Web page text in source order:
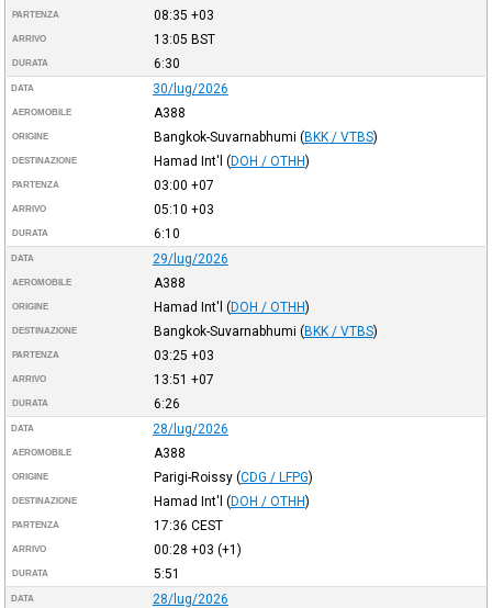
PARTENZA 08:35 +03
ARRIVO 13:05 BST
DURATA 6:30
DATA 30/lug/2026
AEROMOBILE A388
ORIGINE Bangkok-Suvarnabhumi (BKK / VTBS)
DESTINAZIONE Hamad Int'l (DOH / OTHH)
PARTENZA 03:00 +07
ARRIVO 05:10 +03
DURATA 6:10
DATA 29/lug/2026
AEROMOBILE A388
ORIGINE Hamad Int'l (DOH / OTHH)
DESTINAZIONE Bangkok-Suvarnabhumi (BKK / VTBS)
PARTENZA 03:25 +03
ARRIVO 13:51 +07
DURATA 6:26
DATA 28/lug/2026
AEROMOBILE A388
ORIGINE Parigi-Roissy (CDG / LFPG)
DESTINAZIONE Hamad Int'l (DOH / OTHH)
PARTENZA 17:36 CEST
ARRIVO 00:28 +03 (+1)
DURATA 5:51
DATA 28/lug/2026